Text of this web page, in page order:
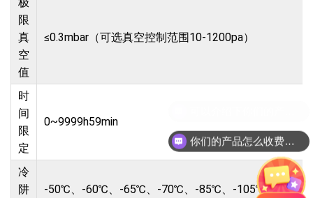
限
真
空
值
≤0.3mbar（可选真空控制范围10-1200pa）
时
间
限
定
0~9999h59min
冷
阱
-50℃、-60℃、-65℃、-70℃、-85℃、-105℃、-110℃
你们的产品怎么收费的呢?